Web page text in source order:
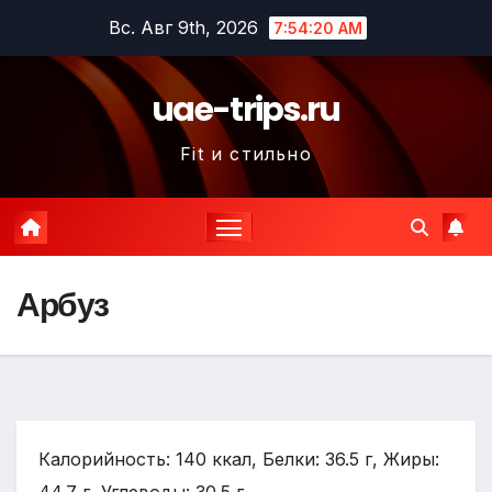
содержимому
Вс. Авг 9th, 2026 7:54:21 AM
uae-trips.ru
Fit и стильно
Арбуз
Калорийность: 140 ккал, Белки: 36.5 г, Жиры: